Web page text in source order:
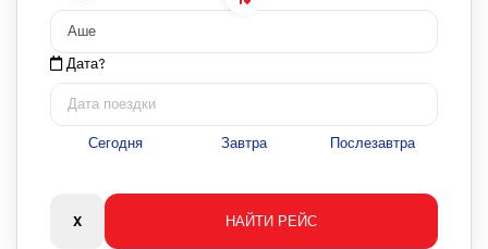
Дата?
Сегодня Завтра Послезавтра